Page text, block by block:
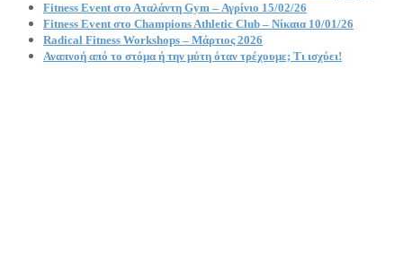
Fitness Event στο Αταλάντη Gym – Αγρίνιο 15/02/26
Fitness Event στο Champions Athletic Club – Νίκαια 10/01/26
Radical Fitness Workshops – Μάρτιος 2026
Αναπνοή από το στόμα ή την μύτη όταν τρέχουμε; Τι ισχύει!